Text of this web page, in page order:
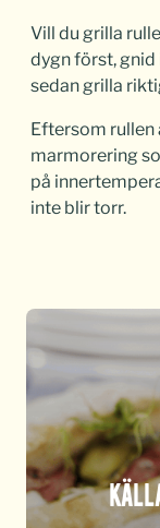
Vill du grilla
dygn först, gnid
sedan grilla
Eftersom rullen
marmorering
på
inte blir torr.